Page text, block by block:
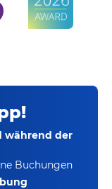
während der
Buchungen